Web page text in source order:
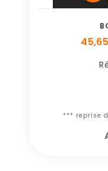
*** reprise